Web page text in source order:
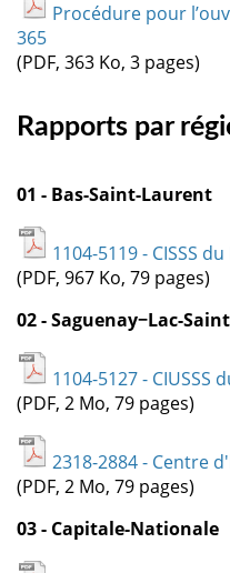
Procédure pour
365
(PDF, 363 Ko, 3 pages)
Rapports par
01 - Bas-Saint-Laurent
1104-5119 - CISSS
(PDF, 967 Ko, 79 pages)
02 - Saguenay−Lac-
1104-5127 - CIUSSS
(PDF, 2 Mo, 79 pages)
2318-2884 - Centre
(PDF, 2 Mo, 79 pages)
03 - Capitale-Nationale